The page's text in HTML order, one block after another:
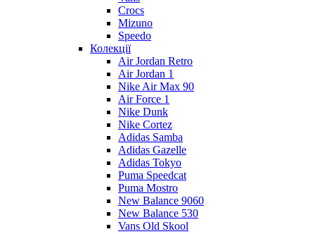
Crocs
Mizuno
Speedo
Колекції
Air Jordan Retro
Air Jordan 1
Nike Air Max 90
Air Force 1
Nike Dunk
Nike Cortez
Adidas Samba
Adidas Gazelle
Adidas Tokyo
Puma Speedcat
Puma Mostro
New Balance 9060
New Balance 530
Vans Old Skool